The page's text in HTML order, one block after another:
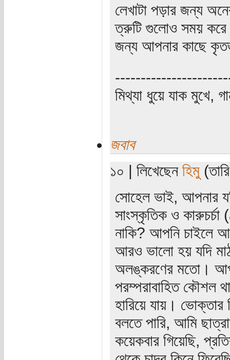
লেখাটা পড়ার জন্য
ত্রুটি গুলোও সময় করে
জন্য আপনার কাছে
মিথ্যা ধুয়ে যাক মুখে,
জবাব
১০ | লিখেছেন হিমু
সোহেল ভাই, আপনার
সাংস্কৃতিক ও
নাকি? আপনি চাইলে
আরও ভালো হয় যদি মাঠ
অলঙ্করণের মতো।
পরম্পরাবাহিত কৌশল
হারিয়ে যায়।
বলতে পারি, আমি
কয়েকবার গিয়েছি,